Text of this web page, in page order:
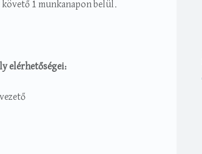
1 munkanapon belül.
elérhetőségei: